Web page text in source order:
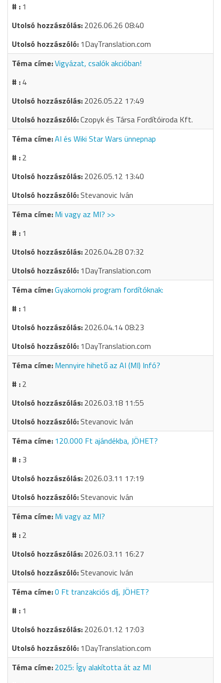
1
2026.06.26 08:40
1DayTranslation.com
Vigyázat, csalók akcióban!
4
2026.05.22 17:49
Czopyk és Társa Fordítóiroda Kft.
AI és Wiki Star Wars ünnepnap
2
2026.05.12 13:40
Stevanovic Iván
Mi vagy az MI? >>
1
2026.04.28 07:32
1DayTranslation.com
Gyakornoki program fordítóknak:
1
2026.04.14 08:23
1DayTranslation.com
Mennyire hihető az AI (MI) Infó?
2
2026.03.18 11:55
Stevanovic Iván
120.000 Ft ajándékba, JÖHET?
3
2026.03.11 17:19
Stevanovic Iván
Mi vagy az MI?
2
2026.03.11 16:27
Stevanovic Iván
0 Ft tranzakciós díj, JÖHET?
1
2026.01.12 17:03
1DayTranslation.com
2025: Így alakította át az MI